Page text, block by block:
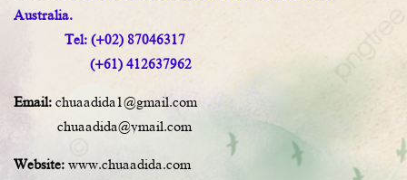
Australia.
Tel: (+02) 87046317
(+61) 412637962
Email: chuaadida1@gmail.com
chuaadida@ymail.com
Website: www.chuaadida.com